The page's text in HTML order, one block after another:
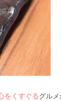
をくすぐるグルメ